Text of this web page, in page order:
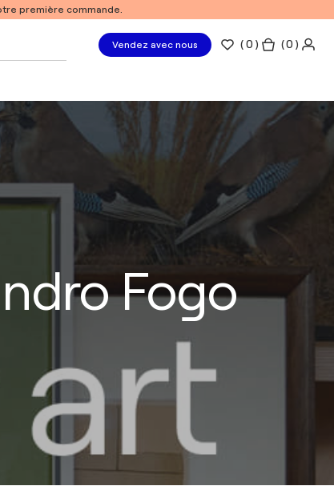
première commande.
Vendez avec nous (0 ) ( 0 )
Fogo